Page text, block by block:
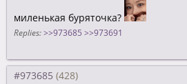
миленькая буряточка?
Replies: >>973685 >>973691
#973685